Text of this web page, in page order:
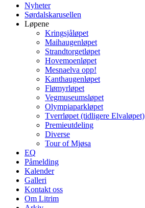
Nyheter
Sørdalskarusellen
Løpene
Kringsjåløpet
Maihaugenløpet
Strandtorgetløpet
Hovemoenløpet
Mesnaelva opp!
Kanthaugenløpet
Flømyrløpet
Vegmuseumsløpet
Olympiaparkløpet
Tverrløpet (tidligere Elvaløpet)
Premieutdeling
Diverse
Tour of Mjøsa
EQ
Påmelding
Kalender
Galleri
Kontakt oss
Om Litrim